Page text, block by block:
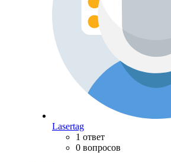
Lasertag
1 ответ
0 вопросов